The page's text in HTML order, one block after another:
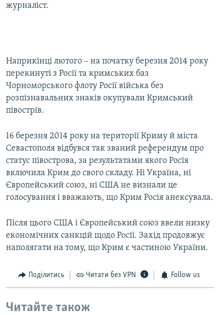
журналіст.
Наприкінці лютого – на початку березня 2014 року
перекинуті з Росії та кримських баз
Чорноморського флоту Росії війська без
розпізнавальних знаків окупували Кримський
півострів.
16 березня 2014 року на території Криму й міста
Севастополя відбувся так званий референдум про
статус півострова, за результатами якого Росія
включила Крим до свого складу. Ні Україна, ні
Європейський союз, ні США не визнали це
голосування і вважають, що Крим Росія анексувала.
Після цього США і Європейський союз ввели низку
економічних санкцій щодо Росії. Захід продовжує
наполягати на тому, що Крим є частиною України.
Поділитись Читати без VPN Follow us
Читайте також